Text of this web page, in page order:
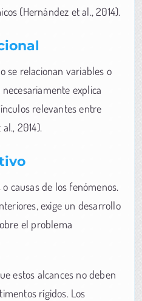
(Hernández et al., 2014).
se relacionan variables o
explica
relevantes entre
2014).
causas de los fenómenos.
exige un desarrollo
el problema
estos alcances no deben
rígidos. Los